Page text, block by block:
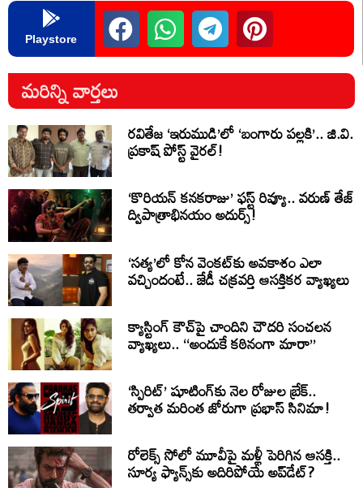
Playstore
మరిన్ని వార్తలు
రవితేజ ‘ఇరుముడి’లో ‘బంగారు పల్లకి’.. జి.వి.
ప్రకాష్ పోస్ట్ వైరల్!
‘కొరియన్ కనకరాజు’ ఫస్ట్ రివ్యూ.. వరుణ్ తేజ్
ద్విపాత్రాభినయం అదుర్స్!
‘సత్య’లో కోన వెంకట్‌కు అవకాశం ఎలా
వచ్చిందంటే.. జేడీ చక్రవర్తి ఆసక్తికర వ్యాఖ్యలు
క్యాస్టింగ్ కౌచ్‌పై చాందిని చౌదరి సంచలన
వ్యాఖ్యలు.. ‘‘అందుకే కఠినంగా మారా’’
‘స్పిరిట్’ షూటింగ్‌కు నెల రోజుల బ్రేక్..
తర్వాత మరింత జోరుగా ప్రభాస్ సినిమా!
రోలెక్స్ సోలో మూవీపై మళ్లీ పెరిగిన ఆసక్తి..
సూర్య ఫ్యాన్స్‌కు అదిరిపోయే అప్‌డేట్?